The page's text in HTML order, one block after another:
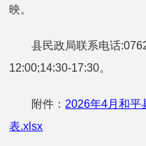
映。
县民政局联系电话
12:00;14:30-17:30。
附件： 2026年4月和平
表.xlsx